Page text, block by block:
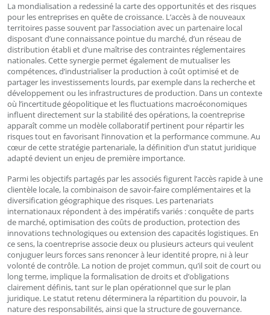
La mondialisation a redessiné la carte des opportunités et des risques
pour les entreprises en quête de croissance. L’accès à de nouveaux
territoires passe souvent par l’association avec un partenaire local
disposant d’une connaissance pointue du marché, d’un réseau de
distribution établi et d’une maîtrise des contraintes réglementaires
nationales. Cette synergie permet également de mutualiser les
compétences, d’industrialiser la production à coût optimisé et de
partager les investissements lourds, par exemple dans la recherche et
développement ou les infrastructures de production. Dans un contexte
où l’incertitude géopolitique et les fluctuations macroéconomiques
influent directement sur la stabilité des opérations, la coentreprise
apparaît comme un modèle collaboratif pertinent pour répartir les
risques tout en favorisant l’innovation et la performance commune. Au
cœur de cette stratégie partenariale, la définition d’un statut juridique
adapté devient un enjeu de première importance.
Parmi les objectifs partagés par les associés figurent l’accès rapide à une
clientèle locale, la combinaison de savoir-faire complémentaires et la
diversification géographique des risques. Les partenariats
internationaux répondent à des impératifs variés : conquête de parts
de marché, optimisation des coûts de production, protection des
innovations technologiques ou extension des capacités logistiques. En
ce sens, la coentreprise associe deux ou plusieurs acteurs qui veulent
conjuguer leurs forces sans renoncer à leur identité propre, ni à leur
volonté de contrôle. La notion de projet commun, qu’il soit de court ou
long terme, implique la formalisation de droits et d’obligations
clairement définis, tant sur le plan opérationnel que sur le plan
juridique. Le statut retenu déterminera la répartition du pouvoir, la
nature des responsabilités, ainsi que la structure de gouvernance.